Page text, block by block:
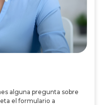
alguna pregunta sobre
el formulario a